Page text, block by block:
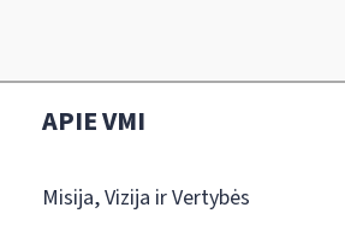
APIE VMI
Misija, Vizija ir Vertybės